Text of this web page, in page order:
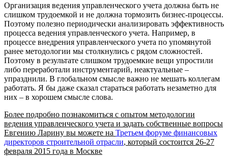
Организация ведения управленческого учета должна быть не
слишком трудоемкой и не должна тормозить бизнес-процессы.
Поэтому полезно периодически анализировать эффективность
процесса ведения управленческого учета. Например, в
процессе внедрения управленческого учета по упомянутой
ранее методологии мы столкнулись с рядом сложностей.
Поэтому в результате слишком трудоемкие вещи упростили
либо переработали инструментарий, неактуальные –
упразднили. В глобальном смысле важно не мешать коллегам
работать. Я бы даже сказал стараться работать незаметно для
них – в хорошем смысле слова.
Более подробно познакомиться с опытом методологии
ведения управленческого учета и задать собственные вопросы
Евгению Ларину вы можете на Третьем форуме финансовых
директоров строительной отрасли, который состоится 26-27
февраля 2015 года в Москве